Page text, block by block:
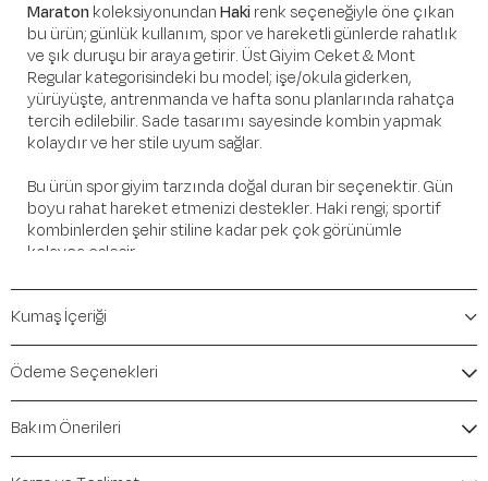
Maraton koleksiyonundanHakirenk seçeneğiyle öne çıkan
bu ürün; günlük kullanım, spor ve hareketli günlerde rahatlık
ve şık duruşu bir araya getirir. Üst Giyim Ceket & Mont
Regular kategorisindeki bu model; işe/okula giderken,
yürüyüşte, antrenmanda ve hafta sonu planlarında rahatça
tercih edilebilir. Sade tasarımı sayesinde kombin yapmak
kolaydır ve her stile uyum sağlar.
Bu ürün spor giyim tarzında doğal duran bir seçenektir. Gün
boyu rahat hareket etmenizi destekler. Haki rengi; sportif
kombinlerden şehir stiline kadar pek çok görünümle
kolayca eşleşir.
Öne Çıkan Detaylar
Marka:Maraton
Renk:Haki
Kalıp / Form:
Mevsim:Sonbahar-Kış
Kumaş İçeriği
Ödeme Seçenekleri
Bakım Önerileri